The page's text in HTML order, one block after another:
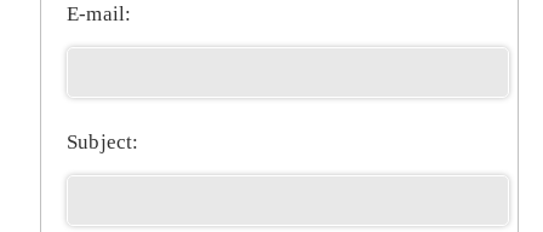
E-mail:
Subject: